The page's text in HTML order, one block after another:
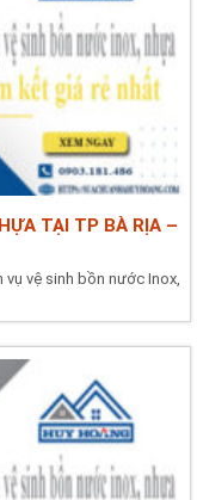
TẠI TP BÀ RỊA –
vệ sinh bồn nước Inox,